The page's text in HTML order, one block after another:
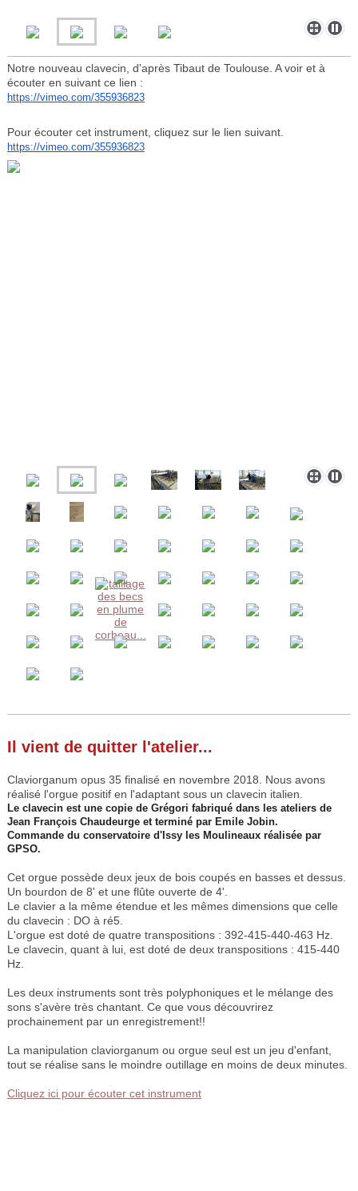
Notre nouveau clavecin, d'après Tibaut de Toulouse. A voir et à
écouter en suivant ce lien :
https://vimeo.com/355936823
Pour écouter cet instrument, cliquez sur le lien suivant.
https://vimeo.com/355936823
Il vient de quitter l'atelier...
Claviorganum opus 35 finalisé en novembre 2018. Nous avons
réalisé l'orgue positif en l'adaptant sous un clavecin italien.
Le clavecin est une copie de Grégori fabriqué dans les ateliers de
Jean François Chaudeurge et terminé par Emile Jobin.
Commande du conservatoire d'Issy les Moulineaux réalisée par
GPSO.
Cet orgue possède deux jeux de bois coupés en basses et dessus.
Un bourdon de 8' et une flûte ouverte de 4'.
Le clavier a la même étendue et les mêmes dimensions que celle
du clavecin : DO à ré5.
L'orgue est doté de quatre transpositions : 392-415-440-463 Hz.
Le clavecin, quant à lui, est doté de deux transpositions : 415-440
Hz.
Les deux instruments sont très polyphoniques et le mélange des
sons s'avère très chantant. Ce que vous découvrirez
prochainement par un enregistrement!!
La manipulation claviorganum ou orgue seul est un jeu d'enfant,
tout se réalise sans le moindre outillage en moins de deux minutes.
Cliquez ici pour écouter cet instrument